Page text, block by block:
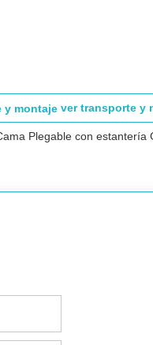
ver transporte y